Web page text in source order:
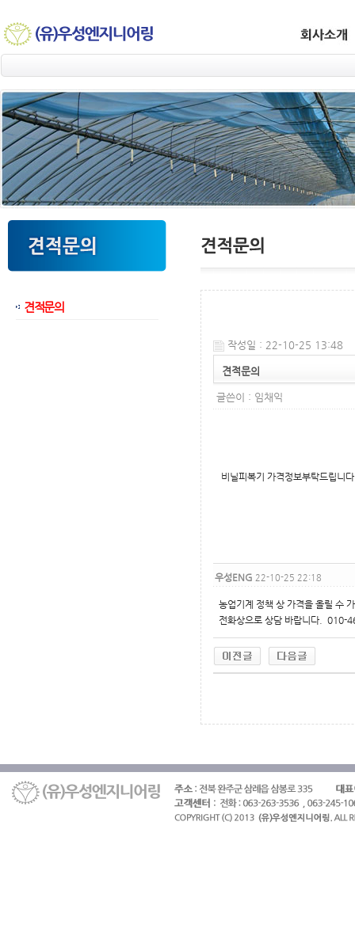
견적문의
작성일 : 22-10-25 13:48
견적문의
글쓴이 : 임채익
비닐피복기 가격정보부탁드립니
우성ENG 22-10-25 22:18
농업기계 정책 상 가격을 올릴 수
전화상으로 상담 바랍니다. 010-